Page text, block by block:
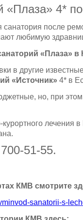
«Плаза» 4*
санатория после
любимую
«Плаза» в
в другие
«Источник» 4* в
но, при
51-55.
КМВ смотрите
sanatorii-s-